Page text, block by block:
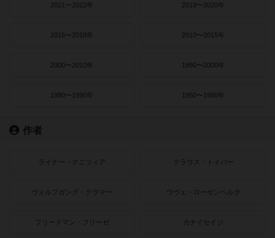
2021〜2022年 2019〜2020年
2016〜2018年 2010〜2015年
2000〜2010年 1990〜2000年
1980〜1990年 1950〜1980年
作者
ライナー・クニツィア クラウス・トイバー
ヴォルフガング・クラマー ウヴェ・ローゼンベルク
フリードマン・フリーゼ カナイセイジ